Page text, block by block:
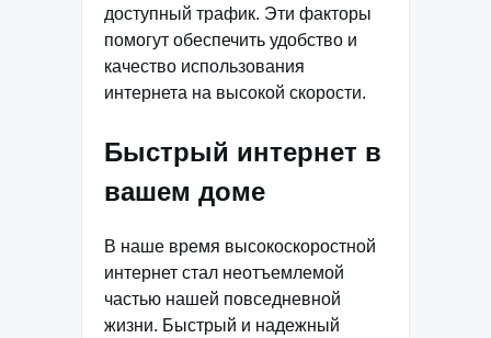
доступный трафик. Эти факторы
помогут обеспечить удобство и
качество использования
интернета на высокой скорости.
Быстрый интернет в
вашем доме
В наше время высокоскоростной
интернет стал неотъемлемой
частью нашей повседневной
жизни. Быстрый и надежный